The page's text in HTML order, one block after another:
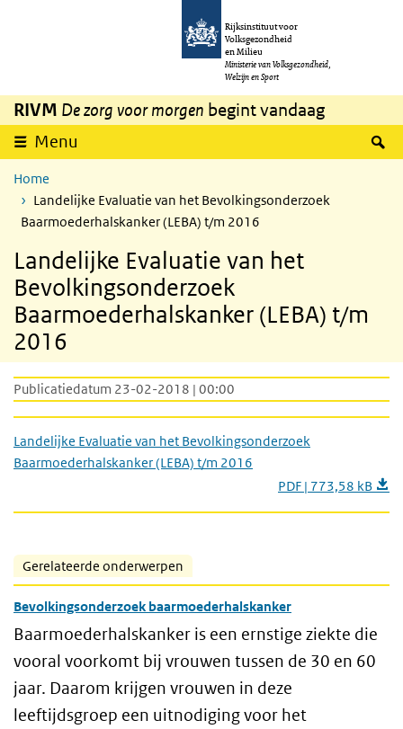
Overslaan en naar de inhoud gaan
Rijksinstituut voor
Volksgezondheid
en Milieu
Ministerie van Volksgezondheid,
Welzijn en Sport
RIVM De zorg voor morgen begint vandaag
Menu
Home
Landelijke Evaluatie van het Bevolkingsonderzoek
Baarmoederhalskanker (LEBA) t/m 2016
Landelijke Evaluatie van het
Bevolkingsonderzoek
Baarmoederhalskanker (LEBA) t/m
2016
Publicatiedatum 23-02-2018 | 00:00
Landelijke Evaluatie van het Bevolkingsonderzoek
Baarmoederhalskanker (LEBA) t/m 2016
PDF | 773,58 kB
Gerelateerde onderwerpen
Bevolkingsonderzoek baarmoederhalskanker
Baarmoederhalskanker is een ernstige ziekte die
vooral voorkomt bij vrouwen tussen de 30 en 60
jaar. Daarom krijgen vrouwen in deze
leeftijdsgroep een uitnodiging voor het